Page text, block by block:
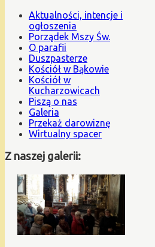
Aktualności, intencje i
ogłoszenia
Porządek Mszy Św.
O parafii
Duszpasterze
Kościół w Bąkowie
Kościół w
Kucharzowicach
Piszą o nas
Galeria
Przekaż darowiznę
Wirtualny spacer
Z naszej galerii: